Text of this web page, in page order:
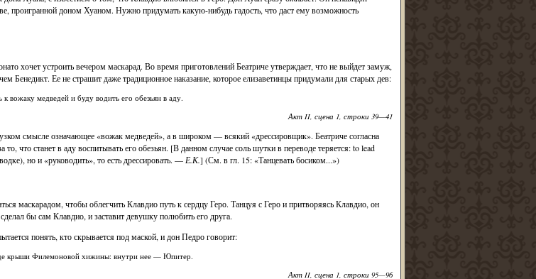
проигранной доном Хуаном. Нужно придумать какую-нибудь гадость, что даст ему возможность
хочет устроить вечером маскарад. Во время приготовлений Беатриче утверждает, что не выйдет замуж,
Бенедикт. Ее не страшит даже традиционное наказание, которое елизаветинцы придумали для старых дев:
вожаку медведей и буду водить его обезьян в аду.
Акт II, сцена 1, строки 39—41
смысле означающее «вожак медведей», а в широком — всякий «дрессировщик». Беатриче согласна
то, что станет в аду воспитывать его обезьян. [В данном случае соль шутки в переводе теряется: to lead
но и «руководить», то есть дрессировать. — Е.К.] (См. в гл. 15: «Танцевать босиком...»)
маскарадом, чтобы облегчить Клавдио путь к сердцу Геро. Танцуя с Геро и притворяясь Клавдио, он
бы сам Клавдио, и заставит девушку полюбить его друга.
понять, кто скрывается под маской, и дон Педро говорит:
крыши Филемоновой хижины: внутри нее — Юпитер.
Акт II, сцена 1, строки 95—96